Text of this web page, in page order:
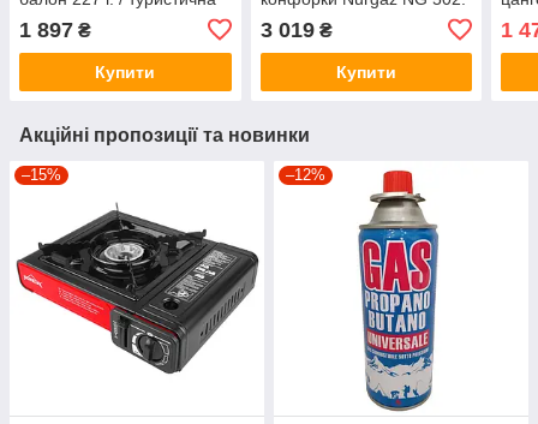
1 897 ₴
Купити
/ туристична плита газова
3 019₴
Купити
1
Акційні пропозиції та новинки
–15% –12%